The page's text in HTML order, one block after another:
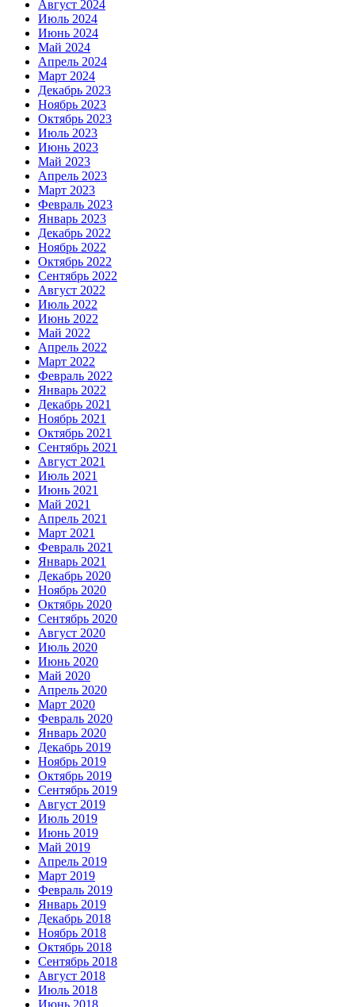
Август 2024
Июль 2024
Июнь 2024
Май 2024
Апрель 2024
Март 2024
Декабрь 2023
Ноябрь 2023
Октябрь 2023
Июль 2023
Июнь 2023
Май 2023
Апрель 2023
Март 2023
Февраль 2023
Январь 2023
Декабрь 2022
Ноябрь 2022
Октябрь 2022
Сентябрь 2022
Август 2022
Июль 2022
Июнь 2022
Май 2022
Апрель 2022
Март 2022
Февраль 2022
Январь 2022
Декабрь 2021
Ноябрь 2021
Октябрь 2021
Сентябрь 2021
Август 2021
Июль 2021
Июнь 2021
Май 2021
Апрель 2021
Март 2021
Февраль 2021
Январь 2021
Декабрь 2020
Ноябрь 2020
Октябрь 2020
Сентябрь 2020
Август 2020
Июль 2020
Июнь 2020
Май 2020
Апрель 2020
Март 2020
Февраль 2020
Январь 2020
Декабрь 2019
Ноябрь 2019
Октябрь 2019
Сентябрь 2019
Август 2019
Июль 2019
Июнь 2019
Май 2019
Апрель 2019
Март 2019
Февраль 2019
Январь 2019
Декабрь 2018
Ноябрь 2018
Октябрь 2018
Сентябрь 2018
Август 2018
Июль 2018